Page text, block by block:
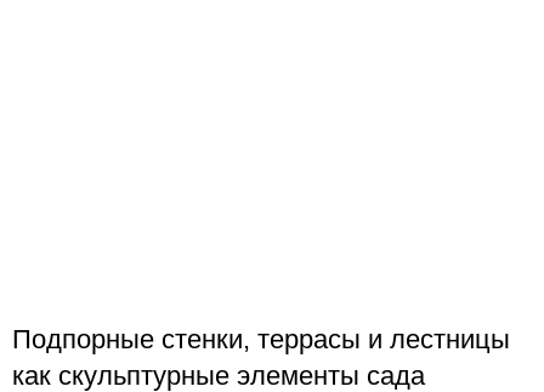
Подпорные стенки, террасы и лестницы
как скульптурные элементы сада